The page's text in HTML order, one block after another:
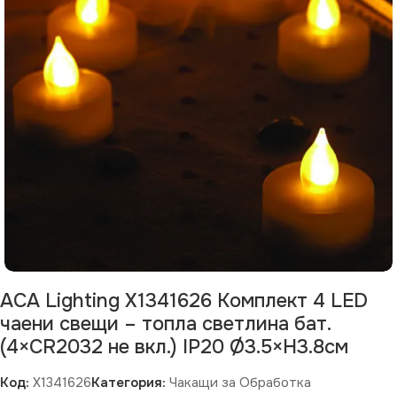
ACA Lighting X1341626 Комплект 4 LED
чаени свещи – топла светлина бат.
(4×CR2032 не вкл.) IP20 Ø3.5×H3.8см
Код: X1341626Категория: Чакащи за Обработка